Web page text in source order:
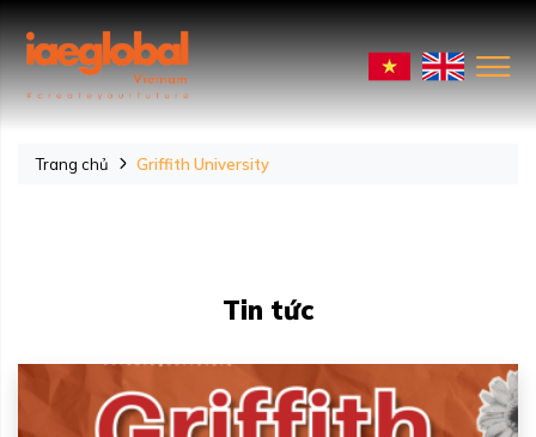
Trang chủ Griffith University
Tin tức